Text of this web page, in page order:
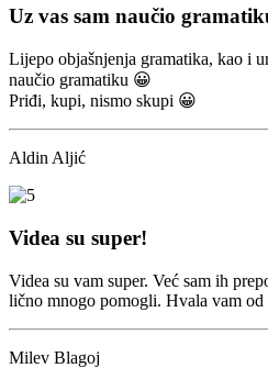
Uz vas sam naučio
Lijepo objašnjenja gramatika, kao i
naučio gramatiku 😀
Priđi, kupi, nismo skupi 😀
Aldin Aljić
Videa su super!
Videa su vam super. Već sam ih
lično mnogo pomogli. Hvala vam od
Milev Blagoj